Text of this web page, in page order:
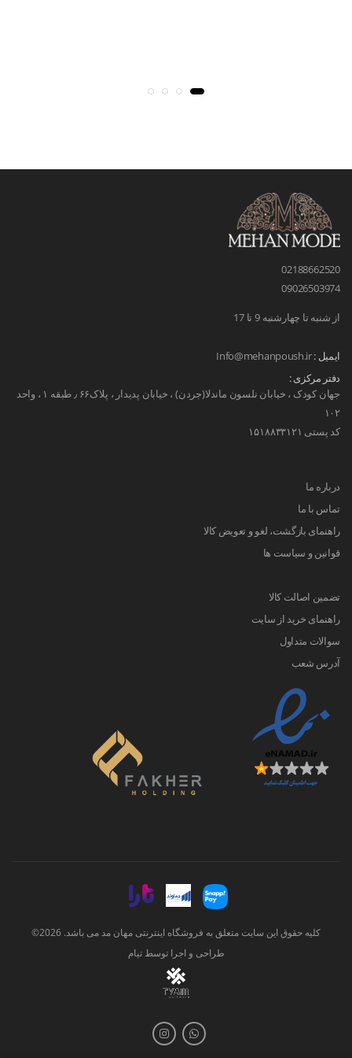
02188662520
09026503974
از شنبه تا چهارشنبه 9 تا 17
ایمیل :Info@mehanpoush.ir
دفتر مرکزی :
جهان کودک ، خیابان نلسون ماندلا(جردن) ، خیابان پدیدار ، پلاک۶۶ ٫ طبقه ۱ ، واحد
۱۰۲
کد پستی ۱۵۱۸۸۳۳۱۲۱
درباره ما
تماس با ما
راهنمای بازگشت، لغو و تعویض کالا
قوانین و سیاست ها
تضمین اصالت کالا
راهنمای خرید از سایت
سوالات متداول
آدرس شعب
کلیه حقوق این سایت متعلق به فروشگاه اینترنتی مهان مد می باشد. 2026©
طراحی و اجرا توسطتیام